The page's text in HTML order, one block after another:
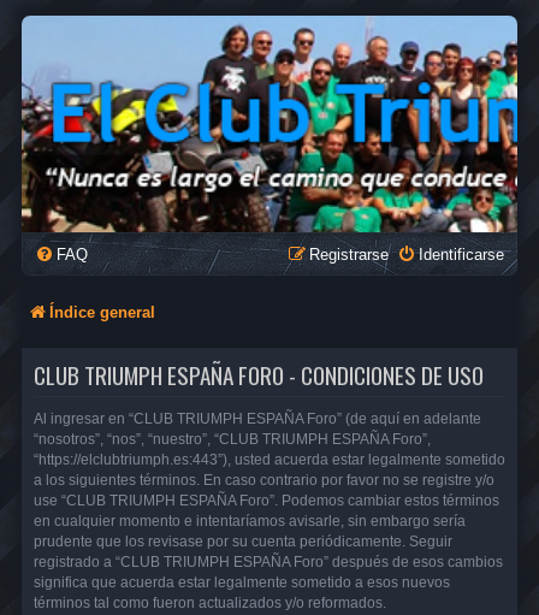
FAQ Identificarse
Registrarse
Índice general
CLUB TRIUMPH ESPAÑA FORO - CONDICIONES DE USO
Al ingresar en “CLUB TRIUMPH ESPAÑA Foro” (de aquí en adelante
“nosotros”, “nos”, “nuestro”, “CLUB TRIUMPH ESPAÑA Foro”,
“https://elclubtriumph.es:443”), usted acuerda estar legalmente sometido
a los siguientes términos. En caso contrario por favor no se registre y/o
use “CLUB TRIUMPH ESPAÑA Foro”. Podemos cambiar estos términos
en cualquier momento e intentaríamos avisarle, sin embargo sería
prudente que los revisase por su cuenta periódicamente. Seguir
registrado a “CLUB TRIUMPH ESPAÑA Foro” después de esos cambios
significa que acuerda estar legalmente sometido a esos nuevos
términos tal como fueron actualizados y/o reformados.